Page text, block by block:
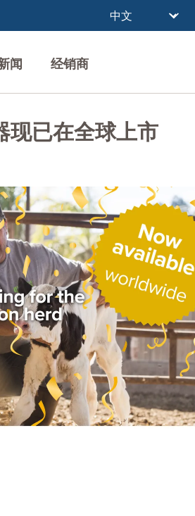
闻 经销商
已在全球上市